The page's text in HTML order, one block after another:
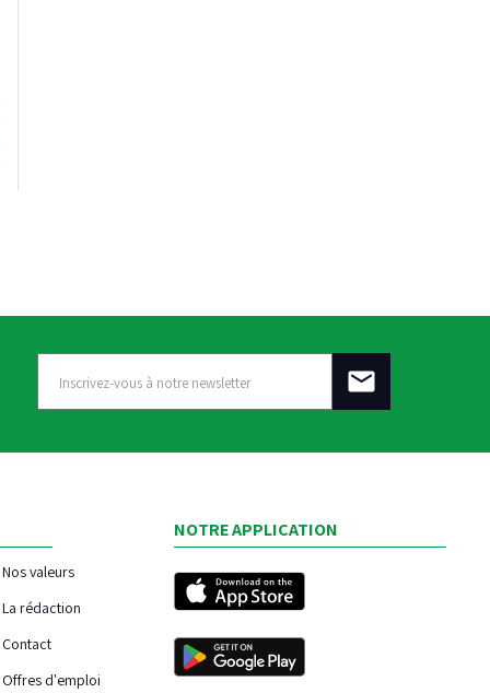
Nos valeurs
La rédaction
Contact
Offres d'emploi
NOTRE APPLICATION